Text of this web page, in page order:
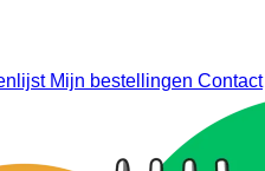
Mijn bestellingen Contact